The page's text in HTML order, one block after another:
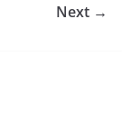
Next →